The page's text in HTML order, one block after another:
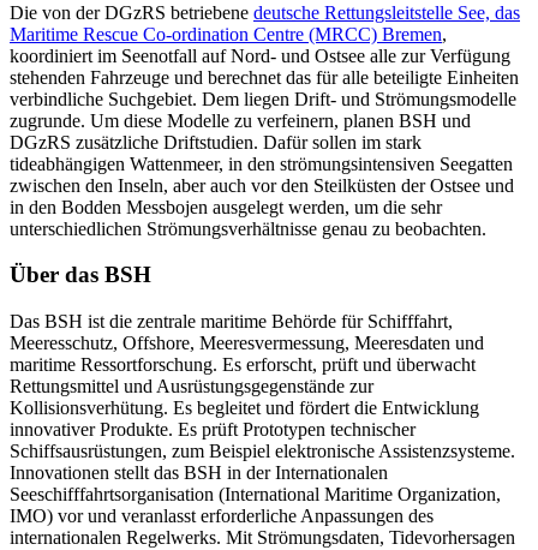
Die von der DGzRS betriebene deutsche Rettungsleitstelle See, das
Maritime Rescue Co-ordination Centre (MRCC) Bremen,
koordiniert im Seenotfall auf Nord- und Ostsee alle zur Verfügung
stehenden Fahrzeuge und berechnet das für alle beteiligte Einheiten
verbindliche Suchgebiet. Dem liegen Drift- und Strömungsmodelle
zugrunde. Um diese Modelle zu verfeinern, planen BSH und
DGzRS zusätzliche Driftstudien. Dafür sollen im stark
tideabhängigen Wattenmeer, in den strömungsintensiven Seegatten
zwischen den Inseln, aber auch vor den Steilküsten der Ostsee und
in den Bodden Messbojen ausgelegt werden, um die sehr
unterschiedlichen Strömungsverhältnisse genau zu beobachten.
Über das BSH
Das BSH ist die zentrale maritime Behörde für Schifffahrt,
Meeresschutz, Offshore, Meeresvermessung, Meeresdaten und
maritime Ressortforschung. Es erforscht, prüft und überwacht
Rettungsmittel und Ausrüstungsgegenstände zur
Kollisionsverhütung. Es begleitet und fördert die Entwicklung
innovativer Produkte. Es prüft Prototypen technischer
Schiffsausrüstungen, zum Beispiel elektronische Assistenzsysteme.
Innovationen stellt das BSH in der Internationalen
Seeschifffahrtsorganisation (International Maritime Organization,
IMO) vor und veranlasst erforderliche Anpassungen des
internationalen Regelwerks. Mit Strömungsdaten, Tidevorhersagen